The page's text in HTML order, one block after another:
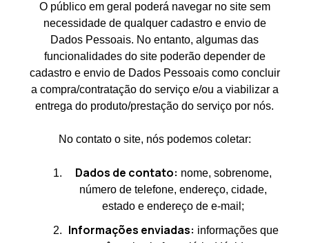
O público em geral poderá navegar no site sem
necessidade de qualquer cadastro e envio de
Dados Pessoais. No entanto, algumas das
funcionalidades do site poderão depender de
cadastro e envio de Dados Pessoais como concluir
a compra/contratação do serviço e/ou a viabilizar a
entrega do produto/prestação do serviço por nós.
No contato o site, nós podemos coletar:
Dados de contato: nome, sobrenome,
número de telefone, endereço, cidade,
estado e endereço de e-mail;
Informações enviadas: informações que